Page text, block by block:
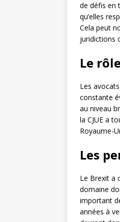
de défis en
qu’elles
Cela peut
juridictions
Le
Les
constante
au niveau
la CJUE a
Royaume-
Les
Le Brexit a
domaine
important
années à